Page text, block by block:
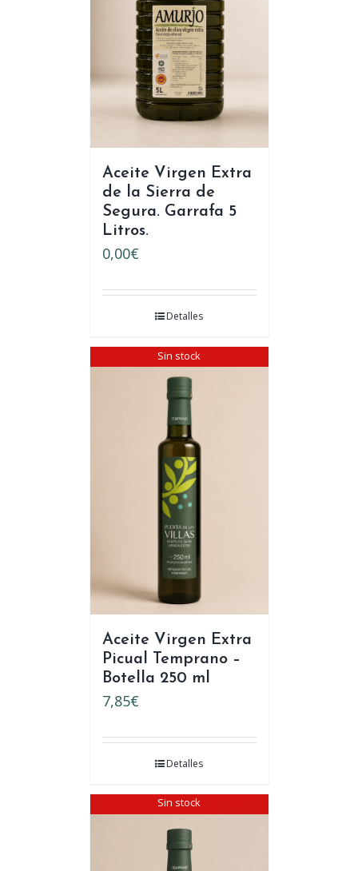
Aceite Virgen Extra
de la Sierra de
Segura. Garrafa 5
Litros.
0,00€
Detalles
Sin stock
Aceite Virgen Extra
Picual Temprano –
Botella 250 ml
7,85€
Detalles
Sin stock